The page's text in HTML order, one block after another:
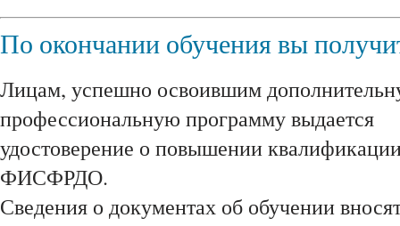
По окончании обучения вы
Лицам, успешно освоившим
профессиональную программу выдается
удостоверение о повышении
ФИСФРДО.
Сведения о документах об обучении